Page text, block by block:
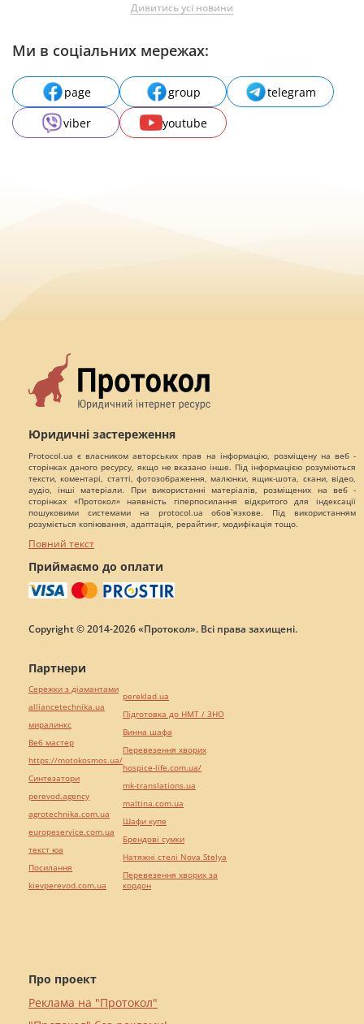
Дивитись усі новини
Ми в соціальних мережах:
page group
telegram
viber
youtube
Юридичні застереження
Protocol.ua є власником авторських прав на інформацію, розміщену на веб -
сторінках даного ресурсу, якщо не вказано інше. Під інформацією розуміються
тексти, коментарі, статті, фотозображення, малюнки, ящик-шота, скани, відео,
аудіо, інші матеріали. При використанні матеріалів, розміщених на веб -
сторінках «Протокол» наявність гіперпосилання відкритого для індексації
пошуковими системами на protocol.ua обов`язкове. Під використанням
розуміється копіювання, адаптація, рерайтинг, модифікація тощо.
Повний текст
Приймаємо до оплати
Copyright © 2014-2026 «Протокол». Всі права захищені.
Про проект
Реклама на "Протокол"
Партнери
Сережки з діамантами
alliancetechnika.ua
миралинкс
Веб мастер
https://motokosmos.ua/
Синтезатори
perevod.agency
agrotechnika.com.ua
europeservice.com.ua
текст юа
Посилання
kievperevod.com.ua
pereklad.ua
Підготовка до НМТ / ЗНО
Винна шафа
Перевезення хворих
hospice-life.com.ua/
mk-translations.ua
maltina.com.ua
Шафи купе
Брендові сумки
Натяжні стелі Nova Stelya
Перевезення хворих за
кордон